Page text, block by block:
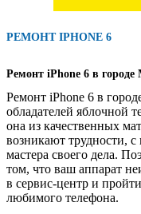
РЕМОНТ
РЕМОНТ
РЕМОНТ
РЕМОНТ
РЕМОНТ
РЕМОНТ
РЕМОНТ
РЕМОНТ
РЕМОНТ
РЕМОНТ
РЕМОНТ
РЕМОНТ
РЕМОНТ
РЕМОНТ
РЕМОНТ IPHONE 6
Ремонт iPhone 6 в городе
Ремонт iPhone 6 в
обладателей яблочной
она из качественных
возникают трудности,
мастера своего дела.
том, что ваш аппарат
в сервис-центр и
любимого телефона.